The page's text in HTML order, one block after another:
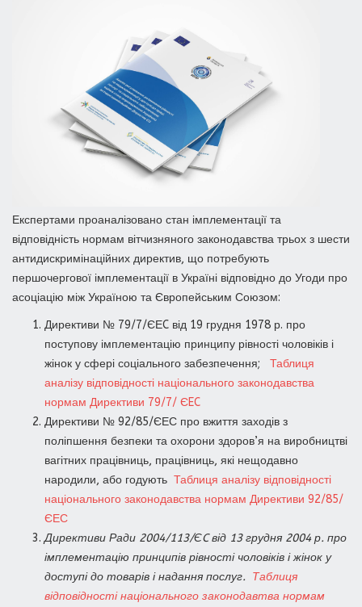
Експертами проаналізовано стан імплементації та
відповідність нормам вітчизняного законодавства трьох з шести
антидискримінаційних директив, що потребують
першочергової імплементації в Україні відповідно до Угоди про
асоціацію між Україною та Європейським Союзом:
Директиви № 79/7/ЄЕC від 19 грудня 1978 р. про
поступову імплементацію принципу рівності чоловіків і
жінок у сфері соціального забезпечення; Таблиця
аналізу відповідності національного законодавства
нормам Директиви 79/7/ ЄEC
Директиви № 92/85/ЄЕС про вжиття заходів з
поліпшення безпеки та охорони здоров’я на виробництві
вагітних працівниць, працівниць, які нещодавно
народили, або годують Таблиця аналізу відповідності
національного законодавства нормам Директиви 92/85/
ЄЕС
Директиви Ради 2004/113/ЄC від 13 грудня 2004 р. про
імплементацію принципів рівності чоловіків і жінок у
доступі до товарів і надання послуг. Таблиця
відповідності національного законодавтва нормам